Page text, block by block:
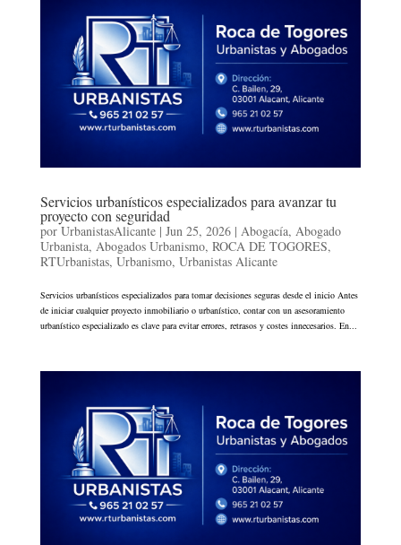
Servicios urbanísticos especializados para avanzar tu
proyecto con seguridad
porUrbanistasAlicante| Jun 25, 2026| Abogacía, Abogado
Urbanista, Abogados Urbanismo, ROCA DE TOGORES,
RTUrbanistas, Urbanismo, Urbanistas Alicante
Servicios urbanísticos especializados para tomar decisiones seguras desde el inicio Antes
de iniciar cualquier proyecto inmobiliario o urbanístico, contar con un asesoramiento
urbanístico especializado es clave para evitar errores, retrasos y costes innecesarios. En...